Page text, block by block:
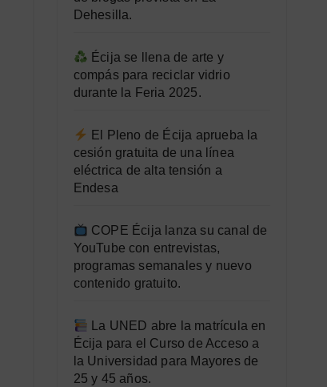
Dehesilla.
Écija se llena de arte y
compás para reciclar vidrio
durante la Feria 2025.
El Pleno de Écija aprueba la
cesión gratuita de una línea
eléctrica de alta tensión a
Endesa
COPE Écija lanza su canal de
YouTube con entrevistas,
programas semanales y nuevo
contenido gratuito.
La UNED abre la matrícula en
Écija para el Curso de Acceso a
la Universidad para Mayores de
25 y 45 años.